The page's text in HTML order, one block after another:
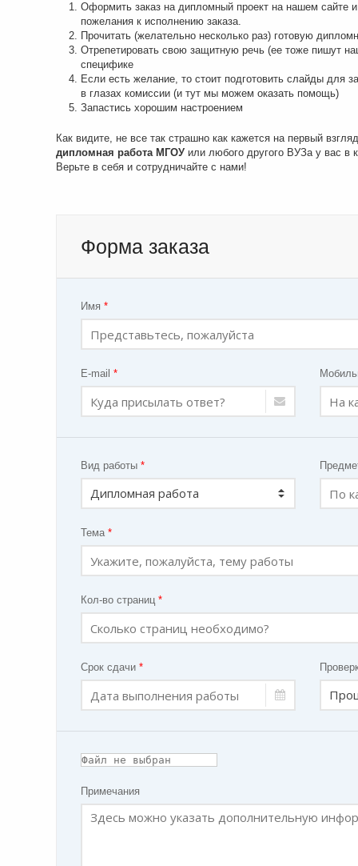
Оформить заказ на дипломный проект на нашем сайте и
пожелания к исполнению заказа.
Прочитать (желательно несколько раз) готовую
Отрепетировать свою защитную речь (ее тоже пишут
специфике
Если есть желание, то стоит подготовить слайды для
в глазах комиссии (и тут мы можем оказать помощь)
Запастись хорошим настроением
Как видите, не все так страшно как кажется на первый
дипломная работа МГОУ или любого другого ВУЗа у вас
Верьте в себя и сотрудничайте с нами!
Форма заказа
Имя *
E-mail *
Вид работы *
Тема *
Кол-во страниц *
Срок сдачи *
Примечания